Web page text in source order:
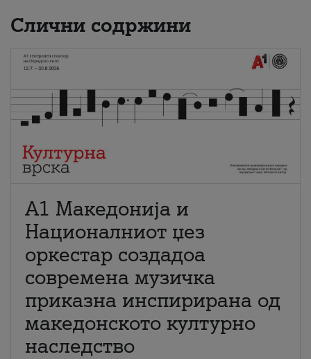
Слични содржини
А1 Македонија и
Националниот џез
оркестар создадоа
современа музичка
приказна инспирирана од
македонското културно
наследство